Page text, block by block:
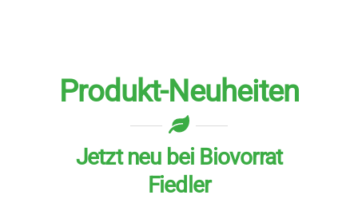
Produkt-Neuheiten
Jetzt neu bei Biovorrat
Fiedler